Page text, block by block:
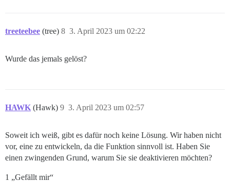
treeteebee (tree) 3. April 2023 um 02:22
8
Wurde das jemals gelöst?
HAWK (Hawk) 3. April 2023 um 02:57
9
Soweit ich weiß, gibt es dafür noch keine Lösung. Wir haben nicht
vor, eine zu entwickeln, da die Funktion sinnvoll ist. Haben Sie
einen zwingenden Grund, warum Sie sie deaktivieren möchten?
1 „Gefällt mir“